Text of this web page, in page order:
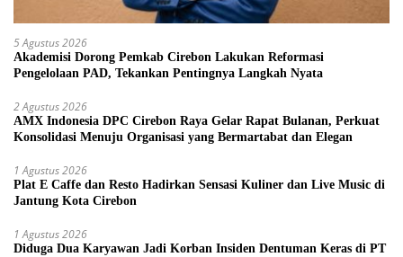
5 Agustus 2026
Akademisi Dorong Pemkab Cirebon Lakukan Reformasi
Pengelolaan PAD, Tekankan Pentingnya Langkah Nyata
2 Agustus 2026
AMX Indonesia DPC Cirebon Raya Gelar Rapat Bulanan, Perkuat
Konsolidasi Menuju Organisasi yang Bermartabat dan Elegan
1 Agustus 2026
Plat E Caffe dan Resto Hadirkan Sensasi Kuliner dan Live Music di
Jantung Kota Cirebon
1 Agustus 2026
Diduga Dua Karyawan Jadi Korban Insiden Dentuman Keras di PT